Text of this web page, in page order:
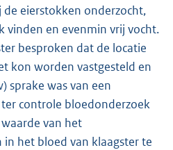
eierstokken onderzocht,
vinden en evenmin vrij vocht.
besproken dat de locatie
kon worden vastgesteld en
sprake was van een
controle bloedonderzoek
van het
het bloed van klaagster te